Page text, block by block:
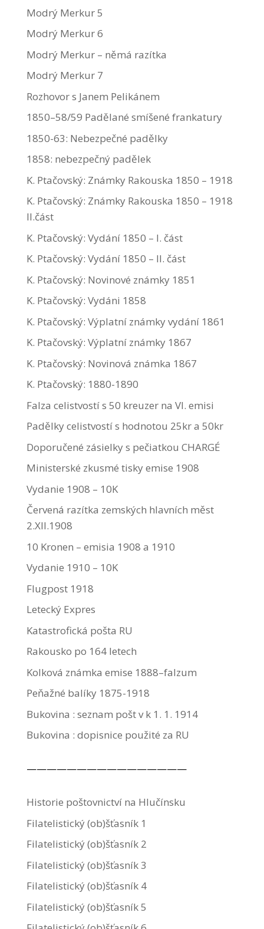
Modrý Merkur 5
Modrý Merkur 6
Modrý Merkur – němá razítka
Modrý Merkur 7
Rozhovor s Janem Pelikánem
1850–58/59 Padělané smíšené frankatury
1850-63: Nebezpečné padělky
1858: nebezpečný padělek
K. Ptačovský: Známky Rakouska 1850 – 1918
K. Ptačovský: Známky Rakouska 1850 – 1918
II.část
K. Ptačovský: Vydání 1850 – I. část
K. Ptačovský: Vydání 1850 – II. část
K. Ptačovský: Novinové známky 1851
K. Ptačovský: Vydáni 1858
K. Ptačovský: Výplatní známky vydání 1861
K. Ptačovský: Výplatní známky 1867
K. Ptačovský: Novinová známka 1867
K. Ptačovský: 1880-1890
Falza celistvostí s 50 kreuzer na VI. emisi
Padělky celistvostí s hodnotou 25kr a 50kr
Doporučené zásielky s pečiatkou CHARGÉ
Ministerské zkusmé tisky emise 1908
Vydanie 1908 – 10K
Červená razítka zemských hlavních měst
2.XII.1908
10 Kronen – emisia 1908 a 1910
Vydanie 1910 – 10K
Flugpost 1918
Letecký Expres
Katastrofická pošta RU
Rakousko po 164 letech
Kolková známka emise 1888–falzum
Peňažné balíky 1875-1918
Bukovina : seznam pošt v k 1. 1. 1914
Bukovina : dopisnice použité za RU
————————————————
Historie poštovnictví na Hlučínsku
Filatelistický (ob)šťasník 1
Filatelistický (ob)šťasník 2
Filatelistický (ob)šťasník 3
Filatelistický (ob)šťasník 4
Filatelistický (ob)šťasník 5